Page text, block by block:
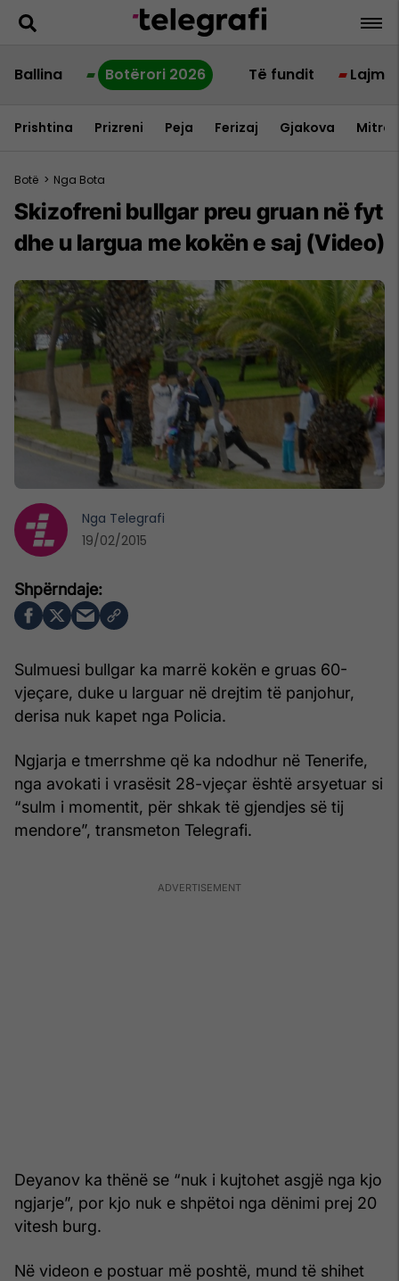
Ballina Botërori 2026 Të fundit Lajme
Prishtina Prizreni Peja Ferizaj Gjakova
Botë > Nga Bota
Skizofreni bullgar preu gruan në fyt
dhe u largua me kokën e saj (Video)
Sulmuesi bullgar ka marrë kokën e gruas 60-
vjeçare, duke u larguar në drejtim të panjohur,
derisa nuk kapet nga Policia.
Ngjarja e tmerrshme që ka ndodhur në Tenerife,
nga avokati i vrasësit 28-vjeçar është arsyetuar si
“sulm i momentit, për shkak të gjendjes së tij
mendore”, transmeton Telegrafi.
Deyanov ka thënë se “nuk i kujtohet asgjë nga kjo
ngjarje”, por kjo nuk e shpëtoi nga dënimi prej 20
vitesh burg.
Në videon e postuar më poshtë, mund të shihet
Nga Telegrafi
19/02/2015